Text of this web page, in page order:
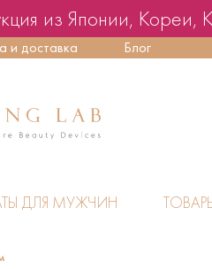
из Японии, Кореи,
и доставка Блог
ДЛЯ МУЖЧИН